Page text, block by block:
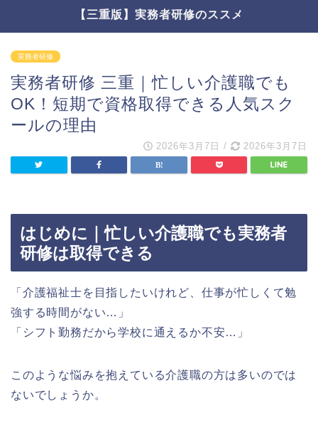
【三重版】実務者研修のススメ
実務者研修
実務者研修 三重｜忙しい介護職でも
OK！短期で資格取得できる人気スク
ールの理由
2026年3月7日 / 2026年3月7日
はじめに｜忙しい介護職でも実務者
研修は取得できる
「介護福祉士を目指したいけれど、仕事が忙しくて勉
強する時間がない…」
「シフト勤務だから学校に通えるか不安…」
このような悩みを抱えている介護職の方は多いのでは
ないでしょうか。